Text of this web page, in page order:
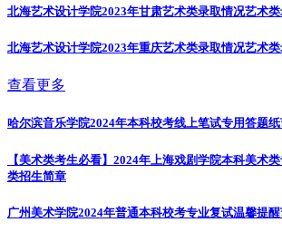
北海艺术设计学院2023年甘肃艺术类录取情况艺术
北海艺术设计学院2023年重庆艺术类录取情况艺术
查看更多
哈尔滨音乐学院2024年本科校考线上笔试专用答题纸
【美术类考生必看】2024年上海戏剧学院本科美术
类招生简章
广州美术学院2024年普通本科校考专业复试温馨提醒